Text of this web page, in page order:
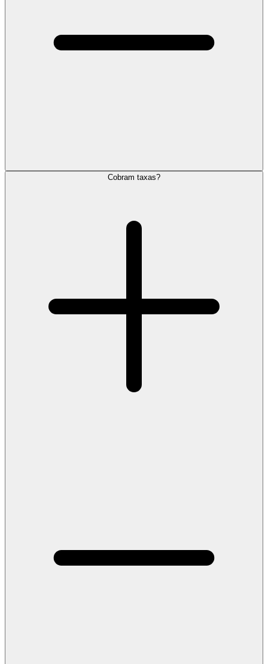
Cobram taxas?